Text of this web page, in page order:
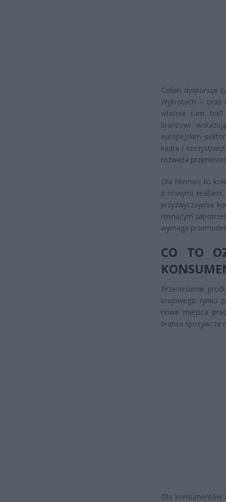
Colian dysponuje
Wykrotach – oraz
właśnie tam trafi
branżowi
europejskim
kadra i
rozważa
Dla Niemiec to
z nowymi
przyzwyczajenia
rosnącym
wymaga
CO TO
Przeniesienie
krajowego rynku
nowe miejsca
branża spożywcza
Dla konsumentów